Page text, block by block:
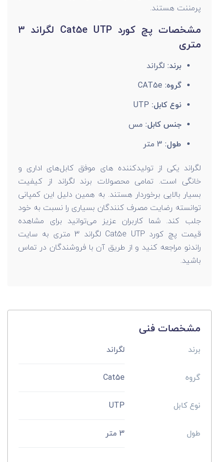
پرمننت هستند.
مشخصات پچ کورد Cat5e UTP لگراند 3
متری
برند: لگراند
گروه: CAT5e
نوع کابل: UTP
جنس کابل: مس
طول:
لگراند یکی از تولیدکننده های موفق کابل‌های اداری و
خانگی است. تمامی محصولات برند لگراند از کیفیت
بسیار بالایی برخوردار هستند. به همین دلیل این کمپانی
توانسته رضایت مصرف کنندگان بسیاری را نسبت به خود
جلب کند. شما کاربران عزیز می‌توانید برای مشاهده
قیمت پچ کورد Cat5e UTP لگراند 3 متری به سایت
راندنو مراجعه کنید و از طریق آن با فروشندگان در تماس
باشید.
مشخصات فنی
برند لگراند
گروه Cat5e
نوع کابل UTP
طول 3 متر